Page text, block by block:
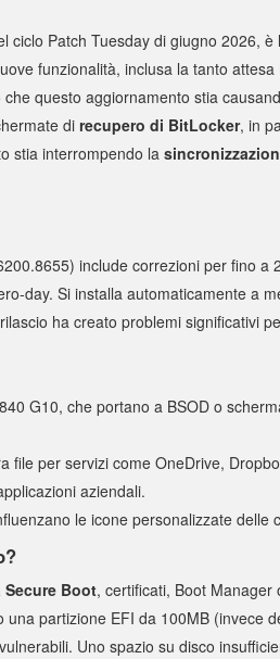
ciclo Patch Tuesday di giugno 2026, è
funzionalità, inclusa la tanto attesa
questo aggiornamento stia
direcupero di BitLocker, in
stia interrompendo la
include correzioni per fino a
day. Si installa automaticamente a
ha creato problemi significativi
G10, che portano a BSOD o
file per servizi come OneDrive,
aziendali.
le icone personalizzate delle
Boot, certificati, Boot Manager
partizione EFI da 100MB (invece
Uno spazio su disco